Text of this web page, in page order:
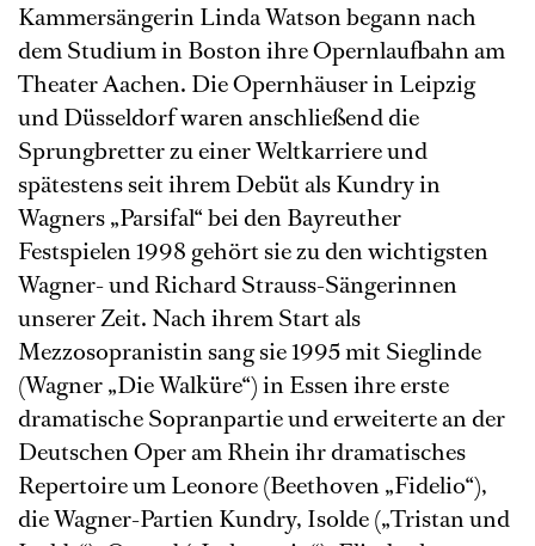
Kammersängerin Linda Watson begann nach
dem Studium in Boston ihre Opernlaufbahn am
Theater Aachen. Die Opernhäuser in Leipzig
und Düsseldorf waren anschließend die
Sprungbretter zu einer Weltkarriere und
spätestens seit ihrem Debüt als Kundry in
Wagners „Parsifal“ bei den Bayreuther
Festspielen 1998 gehört sie zu den wichtigsten
Wagner- und Richard Strauss-Sängerinnen
unserer Zeit. Nach ihrem Start als
Mezzosopranistin sang sie 1995 mit Sieglinde
(Wagner „Die Walküre“) in Essen ihre erste
dramatische Sopranpartie und erweiterte an der
Deutschen Oper am Rhein ihr dramatisches
Repertoire um Leonore (Beethoven „Fidelio“),
die Wagner-Partien Kundry, Isolde („Tristan und